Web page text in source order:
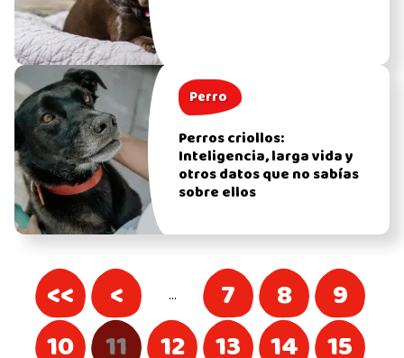
Perro
Perros criollos:
Inteligencia, larga vida y
otros datos que no sabías
sobre ellos
<< < … 7 8
9
10
11 12 13 14 15